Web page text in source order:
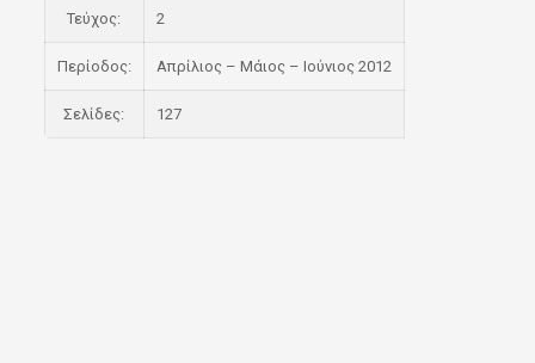
Τεύχος: 2
Περίοδος: Απρίλιος – Μάιος – Ιούνιος 2012
Σελίδες: 127